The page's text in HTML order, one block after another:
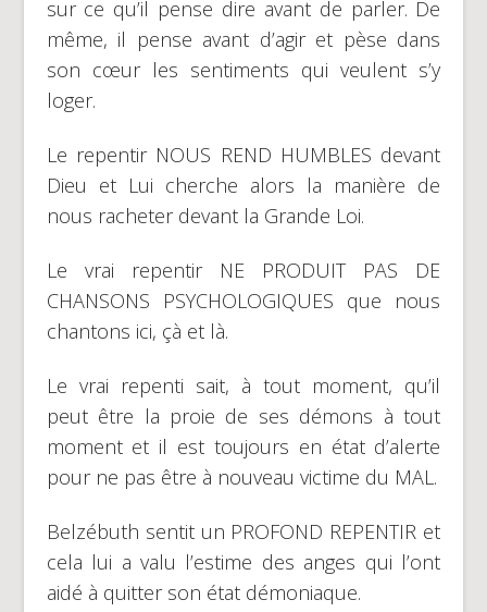
sur ce qu’il pense dire avant de parler. De
même, il pense avant d’agir et pèse dans
son cœur les sentiments qui veulent s’y
loger.
Le repentir NOUS REND HUMBLES devant
Dieu et Lui cherche alors la manière de
nous racheter devant la Grande Loi.
Le vrai repentir NE PRODUIT PAS DE
CHANSONS PSYCHOLOGIQUES que nous
chantons ici, çà et là.
Le vrai repenti sait, à tout moment, qu’il
peut être la proie de ses démons à tout
moment et il est toujours en état d’alerte
pour ne pas être à nouveau victime du MAL.
Belzébuth sentit un PROFOND REPENTIR et
cela lui a valu l’estime des anges qui l’ont
aidé à quitter son état démoniaque.